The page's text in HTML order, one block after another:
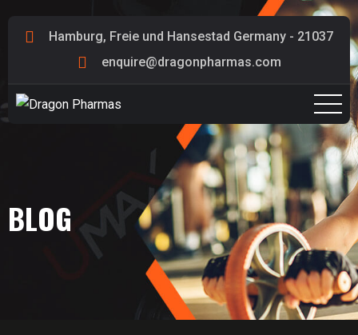
Hamburg, Freie und Hansestad Germany - 21037
enquire@dragonpharmas.com
BLOG